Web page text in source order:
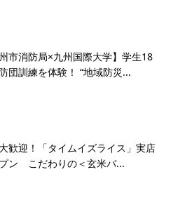
州市消防局×九州国際大学】学生18
団訓練を体験！ “地域防災...
歓迎！「タイムイズライス」実店
ン こだわりの＜玄米バ...